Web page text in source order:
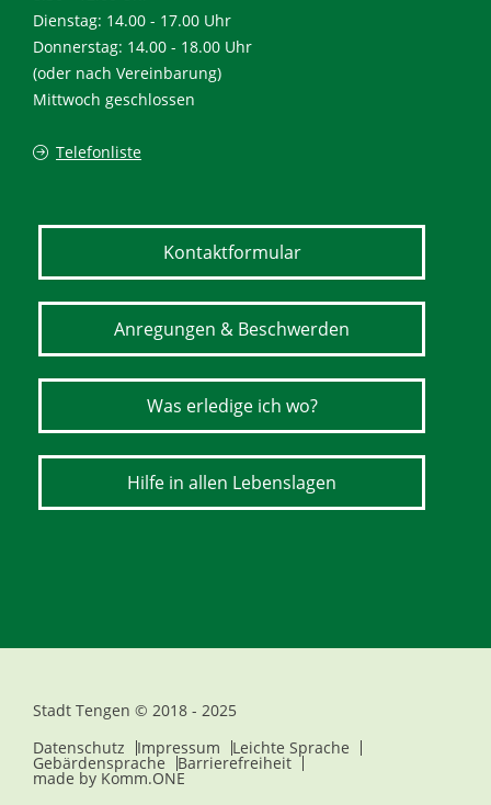
Dienstag: 14.00 - 17.00 Uhr
Donnerstag: 14.00 - 18.00 Uhr
(oder nach Vereinbarung)
Mittwoch geschlossen
Telefonliste
Kontaktformular
Anregungen & Beschwerden
Was erledige ich wo?
Hilfe in allen Lebenslagen
Stadt Tengen © 2018 - 2025
Datenschutz
Impressum Leichte Sprache
Gebärdensprache Barrierefreiheit
made by Komm.ONE